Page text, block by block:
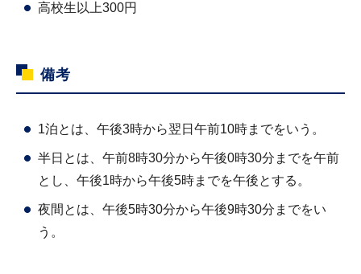
高校生以上300円
備考
1泊とは、午後3時から翌日午前10時までをいう。
半日とは、午前8時30分から午後0時30分までを午前
とし、午後1時から午後5時までを午後とする。
夜間とは、午後5時30分から午後9時30分までをい
う。